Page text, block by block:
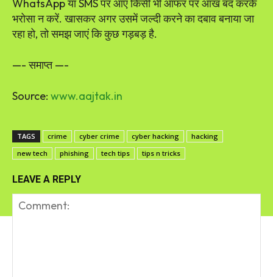
WhatsApp या SMS पर आए किसी भी ऑफर पर आंख बंद करके
भरोसा न करें. खासकर अगर उसमें जल्दी करने का दबाव बनाया जा
रहा हो, तो समझ जाएं कि कुछ गड़बड़ है.
—- समाप्त —-
Source: www.aajtak.in
TAGS crime cyber crime cyber hacking
hacking
new tech
phishing tech tips tips n tricks
LEAVE A REPLY